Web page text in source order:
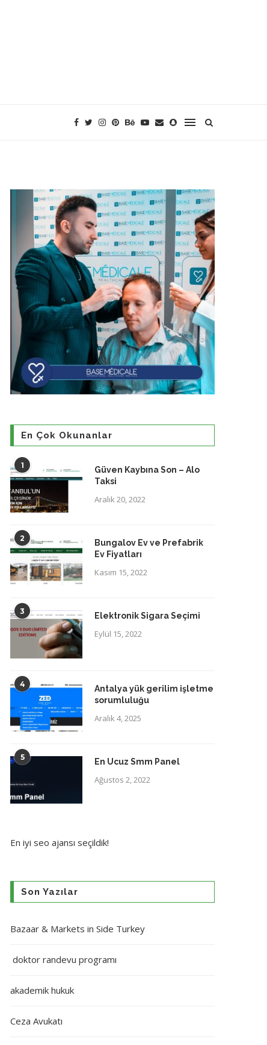
En Çok Okunanlar
1
Güven Kaybına Son – Alo
Taksi
Aralık 20, 2022
2
Bungalov Ev ve Prefabrik
Ev Fiyatları
Kasım 15, 2022
3 Elektronik Sigara Seçimi
Eylül 15, 2022
4
Antalya yük gerilim işletme
sorumluluğu
Aralık 4, 2025
5 En Ucuz Smm Panel
Ağustos 2, 2022
En iyi seo ajansı seçildik!
Son Yazılar
Bazaar & Markets in Side Turkey
doktor randevu programı
akademik hukuk
Ceza Avukatı